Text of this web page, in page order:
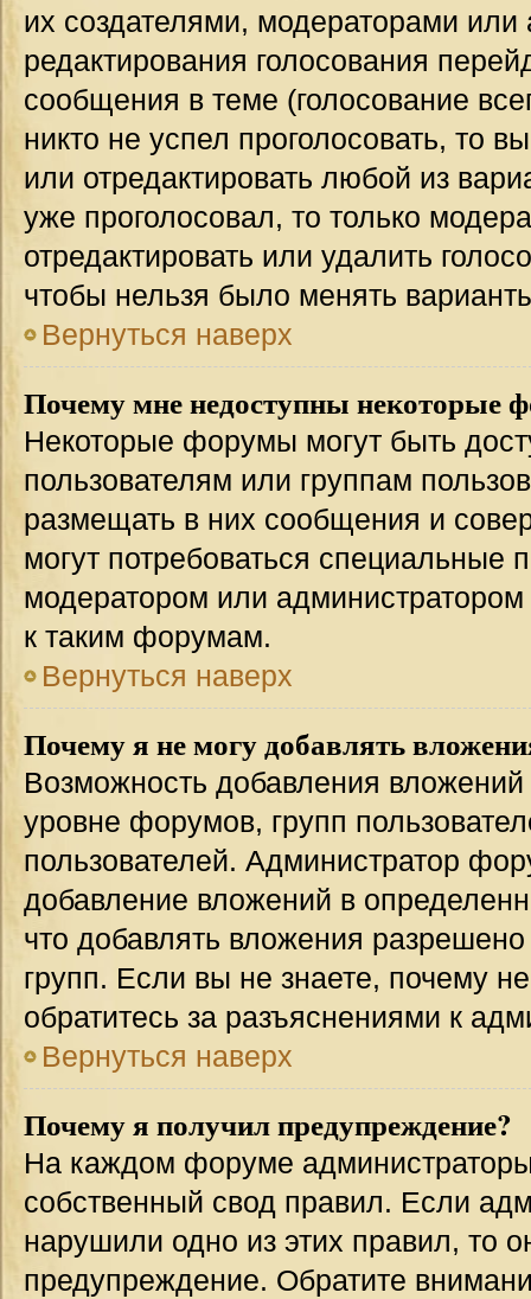
их создателями, модераторами
редактирования голосования
сообщения в теме (голосование
никто не успел проголосовать, то
или отредактировать любой из
уже проголосовал, то только
отредактировать или удалить
чтобы нельзя было менять
Вернуться наверх
Почему мне недоступны некоторые
Некоторые форумы могут быть
пользователям или группам
размещать в них сообщения и
могут потребоваться специальные
модератором или
к таким форумам.
Вернуться наверх
Почему я не могу добавлять
Возможность добавления
уровне форумов, групп
пользователей. Администратор
добавление вложений в
что добавлять вложения
групп. Если вы не знаете, почему
обратитесь за разъяснениями к
Вернуться наверх
Почему я получил предупреждение?
На каждом форуме
собственный свод правил. Если
нарушили одно из этих правил, то
предупреждение. Обратите